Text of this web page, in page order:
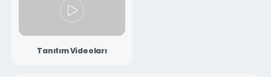
Tanıtım Videoları